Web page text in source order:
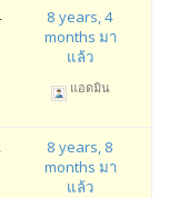
8 years, 4
months มา
แล้ว
แอดมิน
8 years, 8
months มา
แล้ว